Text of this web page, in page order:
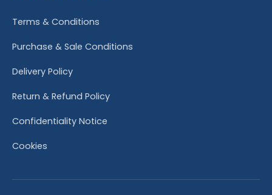
Terms & Conditions
Purchase & Sale Conditions
Delivery Policy
Return & Refund Policy
Confidentiality Notice
Cookies